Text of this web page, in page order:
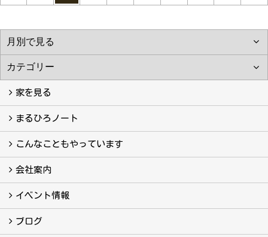
家を見る
フォトギャラリー
現場レポート
完工事例
お客様の声
まるひろノート
真っ直ぐの家づくり
自慢の大工たち
こだわりの自然素材
快適な家のエッセンス
注文住宅ができるまで
こんなこともやっています
こんなこともやっています
会社案内
会社案内
まるひろの人
スタッフ紹介
プライバシーポリシー
イベント情報
イベント予告
イベント報告
ブログ